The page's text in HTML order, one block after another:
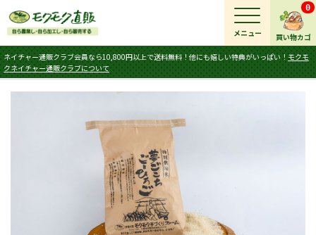
買い物カゴ
0
ネイチャー通販クラブ会員なら10,800円以上で送料無料！他にも嬉しい特典がいっぱい！ モクモ
クネイチャー通販クラブについて
メニュー